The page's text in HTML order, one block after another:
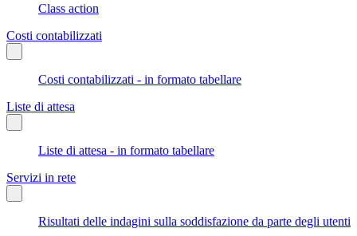
Class action
Costi contabilizzati
Costi contabilizzati - in formato tabellare
Liste di attesa
Liste di attesa - in formato tabellare
Servizi in rete
Risultati delle indagini sulla soddisfazione da parte degli utenti